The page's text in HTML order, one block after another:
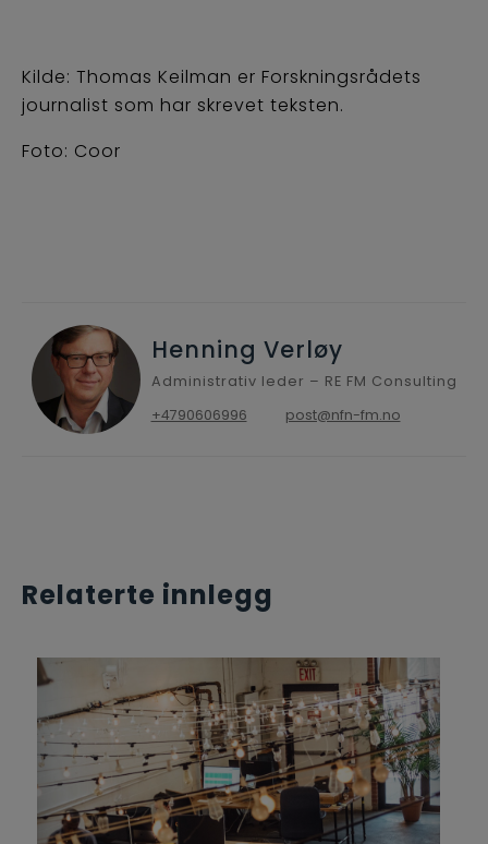
Kilde: Thomas Keilman er Forskningsrådets
journalist som har skrevet teksten.
Foto: Coor
Henning Verløy
Administrativ leder – RE FM Consulting
+4790606996
post@nfn-fm.no
Relaterte innlegg